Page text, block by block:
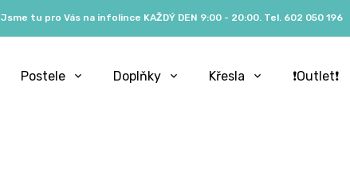
Jsme tu pro Vás na infolince KAŽDÝ DEN 9:00 - 20:00. Tel. 602 050 196
Postele Doplňky Křesla ❗️Outlet❗️